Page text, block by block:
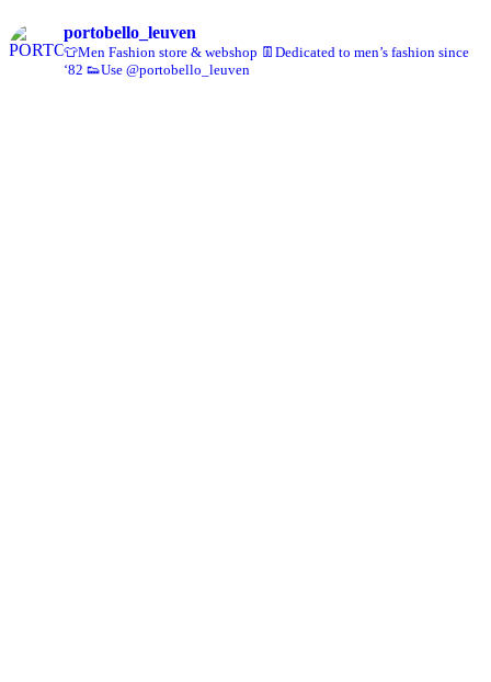
portobello_leuven
👕Men Fashion store & webshop 👖Dedicated to men’s fashion since
‘82 👟Use @portobello_leuven